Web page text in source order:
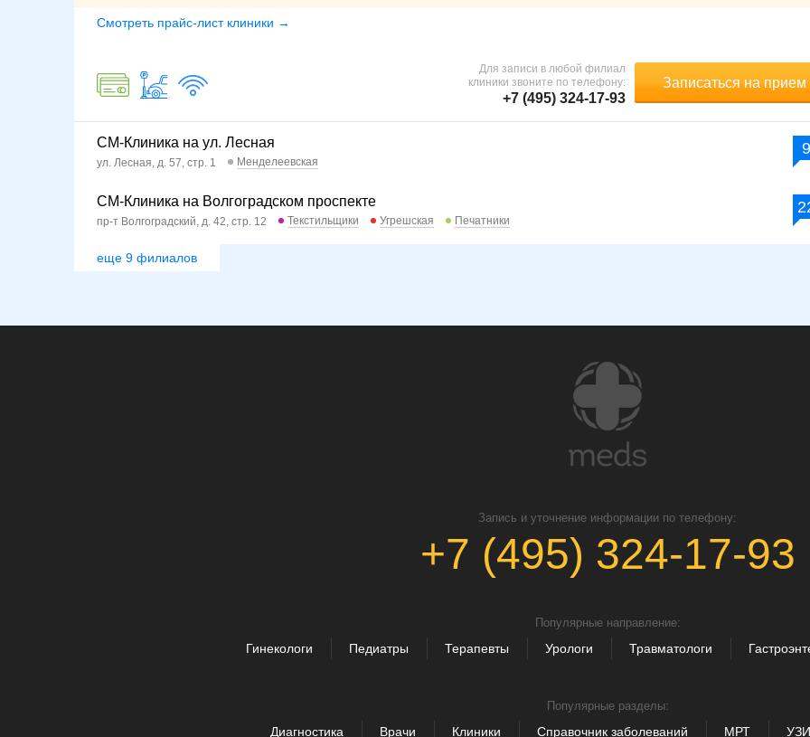
Смотреть прайс-лист клиники →
Записаться на прием
Для записи в любой филиал
клиники звоните по телефону:
+7 (495) 324-17-93
СМ-Клиника на ул. Лесная
ул. Лесная, д. 57, стр. 1 Менделеевская
СМ-Клиника на Волгоградском проспекте
пр-т Волгоградский, д. 42, стр. 12 Текстильщики Угрешская Печатники
еще 9 филиалов
Запись и уточнение информации по телефону:
+7 (495) 324-17-93
Популярные направление:
Гинекологи Педиатры Терапевты Урологи Травматологи
Популярные разделы:
Диагностика Врачи Клиники Справочник заболеваний МРТ УЗИ